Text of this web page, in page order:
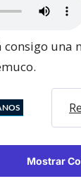
una
Mostrar